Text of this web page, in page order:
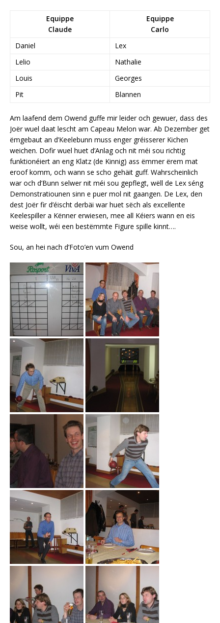
Equippe
Claude
Equippe
Carlo
Daniel
Lex
Lelio
Nathalie
Louis
Georges
Pit
Blannen
Am laafend dem Owend guffe mir leider och gewuer, dass des
Joër wuel daat lescht am Capeau Melon war. Ab Dezember get
ëmgebaut an d’Keelebunn muss enger gréisserer Kichen
weichen. Dofir wuel huet d’Anlag och nit méi sou richtig
funktionéiert an eng Klatz (de Kinnig) ass ëmmer ërem mat
eroof komm, och wann se scho gehäit guff. Wahrscheinlich
war och d’Bunn selwer nit méi sou gepflegt, wëll de Lex séng
Demonstratiounen sinn e puer mol nit gaangen. De Lex, den
dest Joër fir d’éischt derbäi war huet sëch als excellente
Keelespiller a Kënner erwiesen, mee all Kéiers wann en eis
weise wollt, wéi een bestëmmte Figure spille kinnt….
Sou, an hei nach d’Foto’en vum Owend